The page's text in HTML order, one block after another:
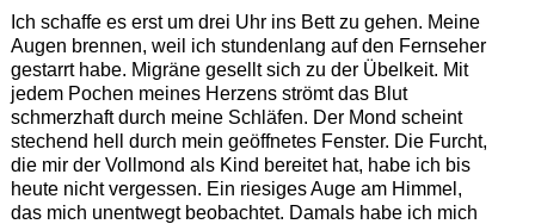
Ich schaffe es erst um drei Uhr ins Bett zu gehen. Meine
Augen brennen, weil ich stundenlang auf den Fernseher
gestarrt habe. Migräne gesellt sich zu der Übelkeit. Mit
jedem Pochen meines Herzens strömt das Blut
schmerzhaft durch meine Schläfen. Der Mond scheint
stechend hell durch mein geöffnetes Fenster. Die Furcht,
die mir der Vollmond als Kind bereitet hat, habe ich bis
heute nicht vergessen. Ein riesiges Auge am Himmel,
das mich unentwegt beobachtet. Damals habe ich mich